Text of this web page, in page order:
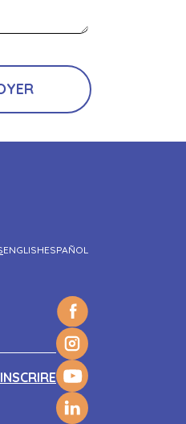
ENGLISHESPAÑOL